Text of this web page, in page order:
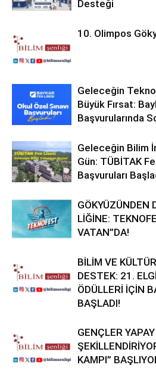
Desteği
10. Olimpos
Geleceğin
Büyük Fırsat:
Başvurularında
Geleceğin Bilim
Gün: TÜBİTAK
Başvuruları
GÖKYÜZÜNDEN
LİĞİNE:
VATAN”DA!
BİLİM VE
DESTEK: 21.
ÖDÜLLERİ İÇİN
BAŞLADI!
GENÇLER
KAMPI”